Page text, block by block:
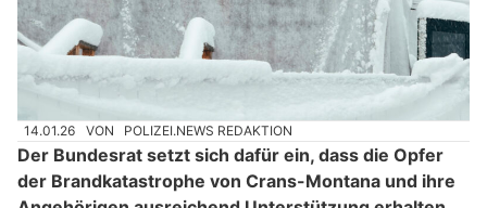
14.01.26 VON POLIZEI.NEWS REDAKTION
Der Bundesrat setzt sich dafür ein, dass die Opfer
der Brandkatastrophe von Crans-Montana und ihre